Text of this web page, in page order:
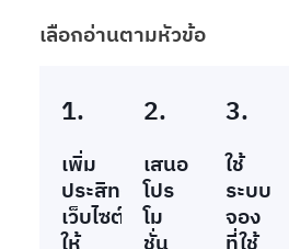
เลือกอ่านตามหัวข้อ
1.
เพิ่ม
ประสิทธิภาพ
เว็บไซต์
2.
เสนอ
โปร
โม
3.
ใช้
ระบบ
จอง